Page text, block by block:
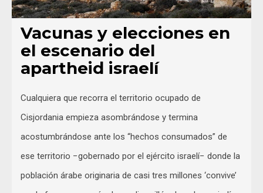
Vacunas y elecciones en
el escenario del
apartheid israelí
Cualquiera que recorra el territorio ocupado de
Cisjordania empieza asombrándose y termina
acostumbrándose ante los “hechos consumados” de
ese territorio −gobernado por el ejército israelí− donde la
población árabe originaria de casi tres millones ‘convive’